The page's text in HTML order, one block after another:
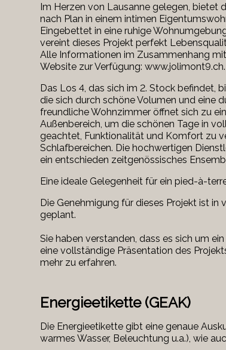
Im Herzen von Lausanne gelegen, bietet
nach Plan in einem intimen
Eingebettet in eine ruhige
vereint dieses Projekt perfekt
Alle Informationen im Zusammenhang
Website zur Verfügung: www.jolimont9.ch.
Das Los 4, das sich im 2. Stock befindet,
die sich durch schöne Volumen und eine
freundliche Wohnzimmer öffnet sich zu
Außenbereich, um die schönen Tage in
geachtet, Funktionalität und Komfort zu
Schlafbereichen. Die hochwertigen
ein entschieden zeitgenössisches
Eine ideale Gelegenheit für ein pied-à-
Die Genehmigung für dieses Projekt ist
geplant.
Sie haben verstanden, dass es sich um
eine vollständige Präsentation des
mehr zu erfahren.
Energieetikette (GEAK)
Die Energieetikette gibt eine genaue
warmes Wasser, Beleuchtung u.a.), wie